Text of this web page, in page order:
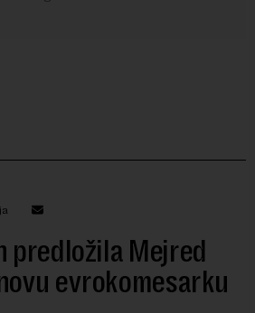
predložila Mejred
evrokomesarku